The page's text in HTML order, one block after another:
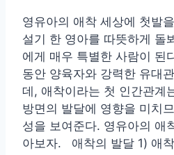
영유아의 애착 세상에 첫발
설기 한 영아를 따뜻하게 돌
에게 매우 특별한 사람이 된
동안 양육자와 강력한 유대
데, 애착이라는 첫 인간관계
방면의 발달에 영향을 미치
성을 보여준다. 영유아의 애
아보자. 애착의 발달 1) 애